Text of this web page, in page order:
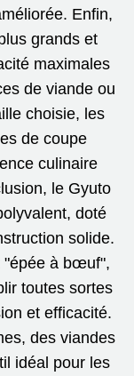
Enfin,
grands et
maximales
de viande ou
choisie, les
de coupe
culinaire
le Gyuto
doté
solide.
"épée à bœuf",
toutes sortes
et efficacité.
des viandes
idéal pour les